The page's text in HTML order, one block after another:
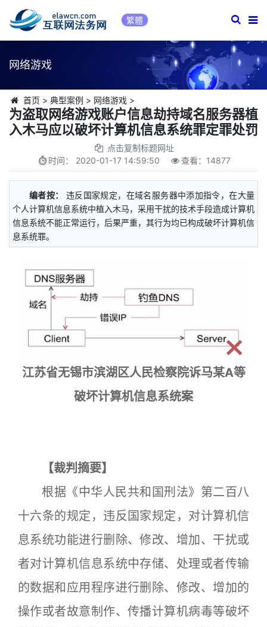
繁體
网络游戏
首页 > 典型案例 > 网络游戏>
为盗取网络游戏账户信息劫持域名服务器植
入木马应以破坏计算机信息系统罪定罪处罚
点击复制标题网址
时间： 2020-01-17 14:59:50 查看： 14877
编者按：
违反国家规定，在域名服务器中添加指令，在大量
个人计算机信息系统中植入木马，采用干扰的技术手段造成计算机
信息系统不能正常运行，后果严重，其行为均已构成破坏计算机信
息系统罪。
江苏省无锡市滨湖区人民检察院诉马某A等
破坏计算机信息系统案
【裁判摘要】
根据《中华人民共和国刑法》第二百八
十六条的规定，违反国家规定，对计算机信
息系统功能进行删除、修改、增加、干扰或
者对计算机信息系统中存储、处理或者传输
的数据和应用程序进行删除、修改、增加的
操作或者故意制作、传播计算机病毒等破坏